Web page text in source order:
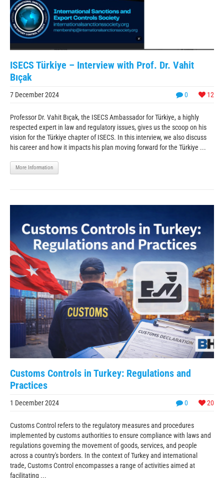
ISECS Türkiye – Interview with Prof. Dr. Vahit
Bıçak
0 12
7 December 2024
Professor Dr. Vahit Bıçak, the ISECS Ambassador for Türkiye, a highly
respected expert in law and regulatory issues, gives us the scoop on his
vision for the Türkiye chapter of ISECS. In this interview, we also discuss
his career and how it impacts his plan moving forward for the Türkiye ...
More Information
Customs Controls in Turkey: Regulations and
Practices
0 20
1 December 2024
Customs Control refers to the regulatory measures and procedures
implemented by customs authorities to ensure compliance with laws and
regulations governing the movement of goods, services, and people
across a country's borders. In the context of Turkey and international
trade, Customs Control encompasses a range of activities aimed at
facilitating ...